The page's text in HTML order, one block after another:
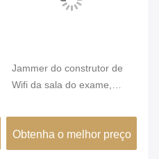
Jammer do construtor de
Wifi da sala do exame,
celular um bloqueio de 360
graus
Obtenha o melhor preço